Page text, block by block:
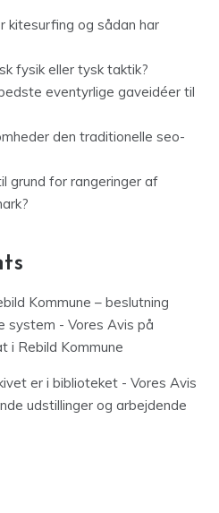
kitesurfing og sådan har
fysik eller tysk taktik?
eventyrlige gaveidéer til
den traditionelle seo-
grund for rangeringer af
Kommune – beslutning
system - Vores Avis på
i Rebild Kommune
er i biblioteket - Vores Avis
udstillinger og arbejdende